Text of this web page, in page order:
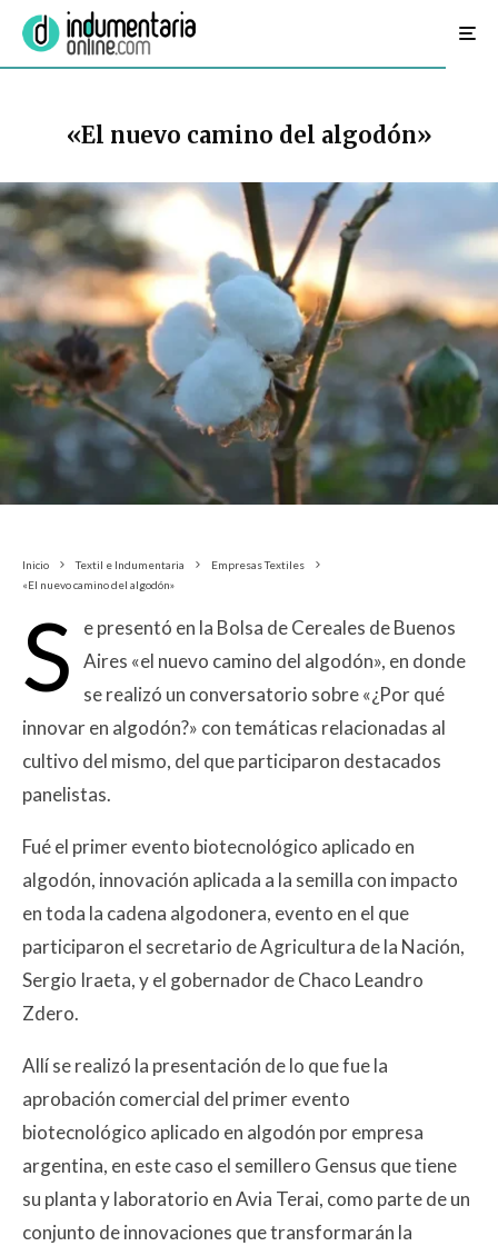
«El nuevo camino del algodón»
Inicio Textil e Indumentaria
Empresas Textiles
«El nuevo camino del algodón»
S
e presentó en la Bolsa de Cereales de Buenos
Aires «el nuevo camino del algodón», en donde
se realizó un conversatorio sobre «¿Por qué
innovar en algodón?» con temáticas relacionadas al
cultivo del mismo, del que participaron destacados
panelistas.
Fué el primer evento biotecnológico aplicado en
algodón, innovación aplicada a la semilla con impacto
en toda la cadena algodonera, evento en el que
participaron el secretario de Agricultura de la Nación,
Sergio Iraeta, y el gobernador de Chaco Leandro
Zdero.
Allí se realizó la presentación de lo que fue la
aprobación comercial del primer evento
biotecnológico aplicado en algodón por empresa
argentina, en este caso el semillero Gensus que tiene
su planta y laboratorio en Avia Terai, como parte de un
conjunto de innovaciones que transformarán la